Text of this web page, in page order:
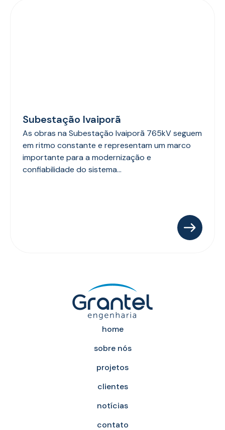
Subestação Ivaiporã
As obras na Subestação Ivaiporã 765kV seguem
em ritmo constante e representam um marco
importante para a modernização e
confiabilidade do sistema...
home
sobre nós
projetos
clientes
notícias
contato